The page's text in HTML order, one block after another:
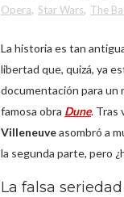
Opera, Star Wars, The
La historia es tan
libertad que, quizá, ya
documentación para un
famosa obra Dune. Tras
Villeneuveasombró a
la segunda parte, pero
La falsa